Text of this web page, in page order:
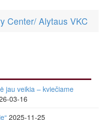
Center/ Alytaus VKC
jau veikia – kviečiame
03-16
2025-11-25